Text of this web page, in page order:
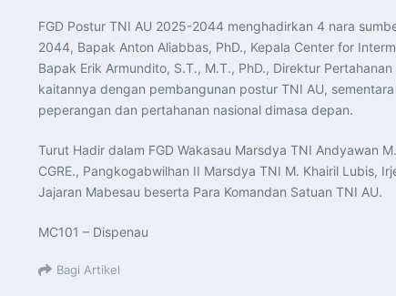
FGD Postur TNI AU 2025-2044 menghadirkan 4 nara
2044, Bapak Anton Aliabbas, PhD., Kepala Center for
Bapak Erik Armundito, S.T., M.T., PhD., Direktur
kaitannya dengan pembangunan postur TNI AU,
peperangan dan pertahanan nasional dimasa depan.
Turut Hadir dalam FGD Wakasau Marsdya TNI Andyawan
CGRE., Pangkogabwilhan II Marsdya TNI M. Khairil Lubis,
Jajaran Mabesau beserta Para Komandan Satuan TNI AU.
MC101 – Dispenau
Bagi Artikel